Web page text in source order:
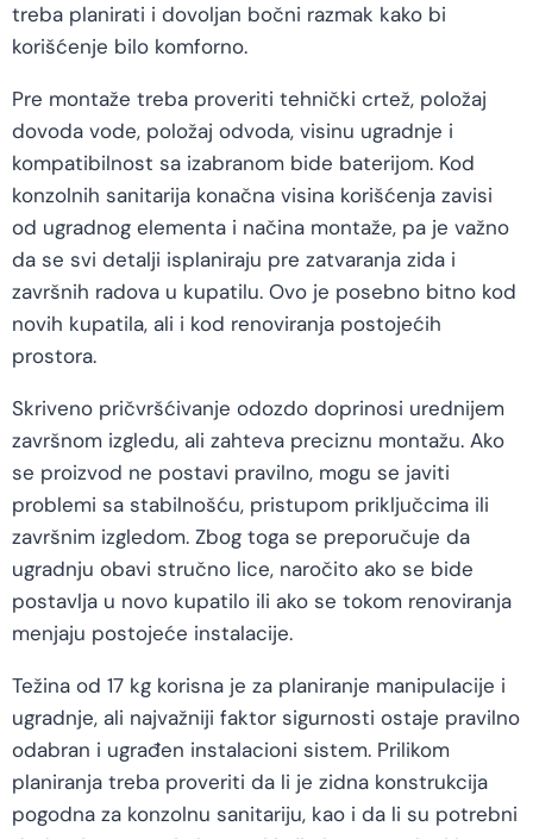
treba planirati i dovoljan bočni razmak kako bi
korišćenje bilo komforno.
Pre montaže treba proveriti tehnički crtež, položaj
dovoda vode, položaj odvoda, visinu ugradnje i
kompatibilnost sa izabranom bide baterijom. Kod
konzolnih sanitarija konačna visina korišćenja zavisi
od ugradnog elementa i načina montaže, pa je važno
da se svi detalji isplaniraju pre zatvaranja zida i
završnih radova u kupatilu. Ovo je posebno bitno kod
novih kupatila, ali i kod renoviranja postojećih
prostora.
Skriveno pričvršćivanje odozdo doprinosi urednijem
završnom izgledu, ali zahteva preciznu montažu. Ako
se proizvod ne postavi pravilno, mogu se javiti
problemi sa stabilnošću, pristupom priključcima ili
završnim izgledom. Zbog toga se preporučuje da
ugradnju obavi stručno lice, naročito ako se bide
postavlja u novo kupatilo ili ako se tokom renoviranja
menjaju postojeće instalacije.
Težina od 17 kg korisna je za planiranje manipulacije i
ugradnje, ali najvažniji faktor sigurnosti ostaje pravilno
odabran i ugrađen instalacioni sistem. Prilikom
planiranja treba proveriti da li je zidna konstrukcija
pogodna za konzolnu sanitariju, kao i da li su potrebni